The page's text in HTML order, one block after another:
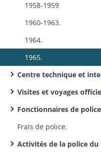
1958-1959
1960-1963.
1964.
1965.
Centre technique et
Visites et voyages
Fonctionnaires de
Frais de police.
Activités de la police du